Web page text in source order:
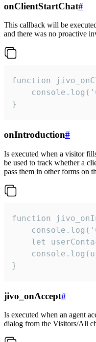
onClientStartChat#
This callback will be
and there was no proactive
function
}
onIntroduction#
Is executed when a visitor
be used to track whether a
pass them in other forms on
function
let
}
jivo_onAccept#
Is executed when an agent
dialog from the Visitors/All